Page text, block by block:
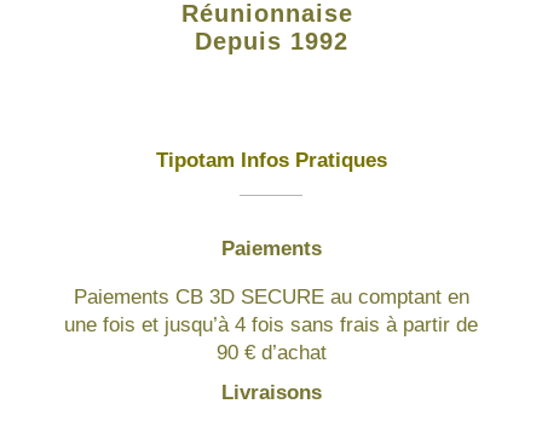
Réunionnaise
Depuis 1992
Tipotam Infos Pratiques
Paiements
Paiements CB 3D SECURE au comptant en
une fois et jusqu’à 4 fois sans frais à partir de
90 € d’achat
Livraisons